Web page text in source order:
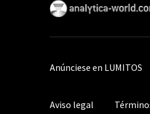
Anúnciese en LUMITOS
Aviso legal